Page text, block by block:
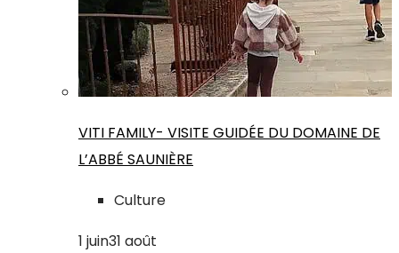
VITI FAMILY- VISITE GUIDÉE DU DOMAINE DE
L’ABBÉ SAUNIÈRE
Culture
1 juin31 août